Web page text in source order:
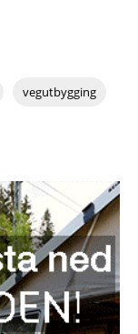
vegutbygging